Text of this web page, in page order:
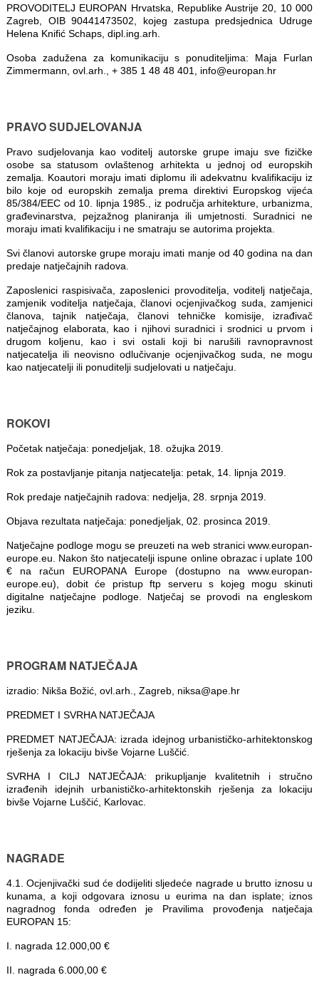
PROVODITELJ EUROPAN Hrvatska, Republike Austrije 20, 10 000
Zagreb, OIB 90441473502, kojeg zastupa predsjednica Udruge
Helena Knifić Schaps, dipl.ing.arh.
Osoba zadužena za komunikaciju s ponuditeljima: Maja Furlan
Zimmermann, ovl.arh., + 385 1 48 48 401, info@europan.hr
PRAVO SUDJELOVANJA
Pravo sudjelovanja kao voditelj autorske grupe imaju sve fizičke
osobe sa statusom ovlaštenog arhitekta u jednoj od europskih
zemalja. Koautori moraju imati diplomu ili adekvatnu kvalifikaciju iz
bilo koje od europskih zemalja prema direktivi Europskog vijeća
85/384/EEC od 10. lipnja 1985., iz područja arhitekture, urbanizma,
građevinarstva, pejzažnog planiranja ili umjetnosti. Suradnici ne
moraju imati kvalifikaciju i ne smatraju se autorima projekta.
Svi članovi autorske grupe moraju imati manje od 40 godina na dan
predaje natječajnih radova.
Zaposlenici raspisivača, zaposlenici provoditelja, voditelj natječaja,
zamjenik voditelja natječaja, članovi ocjenjivačkog suda, zamjenici
članova, tajnik natječaja, članovi tehničke komisije, izrađivač
natječajnog elaborata, kao i njihovi suradnici i srodnici u prvom i
drugom koljenu, kao i svi ostali koji bi narušili ravnopravnost
natjecatelja ili neovisno odlučivanje ocjenjivačkog suda, ne mogu
kao natjecatelji ili ponuditelji sudjelovati u natječaju.
ROKOVI
Početak natječaja: ponedjeljak, 18. ožujka 2019.
Rok za postavljanje pitanja natjecatelja: petak, 14. lipnja 2019.
Rok predaje natječajnih radova: nedjelja, 28. srpnja 2019.
Objava rezultata natječaja: ponedjeljak, 02. prosinca 2019.
Natječajne podloge mogu se preuzeti na web stranici www.europan-
europe.eu. Nakon što natjecatelji ispune online obrazac i uplate 100
€ na račun EUROPANA Europe (dostupno na www.europan-
europe.eu), dobit će pristup ftp serveru s kojeg mogu skinuti
digitalne natječajne podloge. Natječaj se provodi na engleskom
jeziku.
PROGRAM NATJEČAJA
izradio: Nikša Božić, ovl.arh., Zagreb, niksa@ape.hr
PREDMET I SVRHA NATJEČAJA
PREDMET NATJEČAJA: izrada idejnog urbanističko-arhitektonskog
rješenja za lokaciju bivše Vojarne Luščić.
SVRHA I CILJ NATJEČAJA: prikupljanje kvalitetnih i stručno
izrađenih idejnih urbanističko-arhitektonskih rješenja za lokaciju
bivše Vojarne Luščić, Karlovac.
NAGRADE
4.1. Ocjenjivački sud će dodijeliti sljedeće nagrade u brutto iznosu u
kunama, a koji odgovara iznosu u eurima na dan isplate; iznos
nagradnog fonda određen je Pravilima provođenja natječaja
EUROPAN 15:
I. nagrada 12.000,00 €
II. nagrada 6.000,00 €